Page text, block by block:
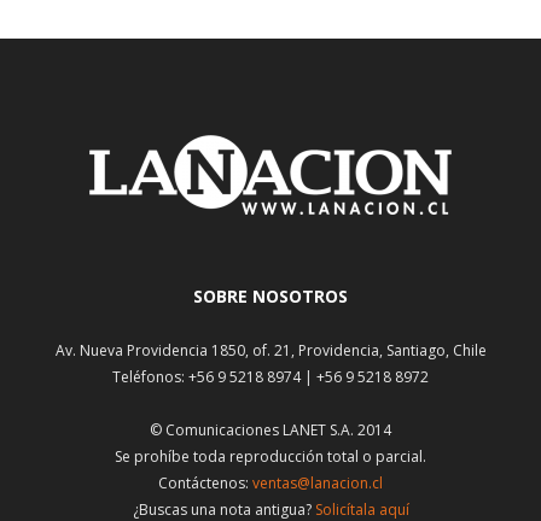
SOBRE NOSOTROS
Av. Nueva Providencia 1850, of. 21, Providencia, Santiago, Chile
Teléfonos: +56 9 5218 8974 | +56 9 5218 8972
© Comunicaciones LANET S.A. 2014
Se prohíbe toda reproducción total o parcial.
Contáctenos: ventas@lanacion.cl
¿Buscas una nota antigua? Solicítala aquí